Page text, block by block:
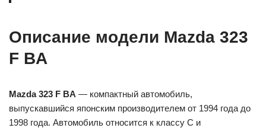
Описание модели Mazda 323
F BA
Mazda 323 F BA — компактный автомобиль,
выпускавшийся японским производителем от 1994 года до
1998 года. Автомобиль относится к классу С и